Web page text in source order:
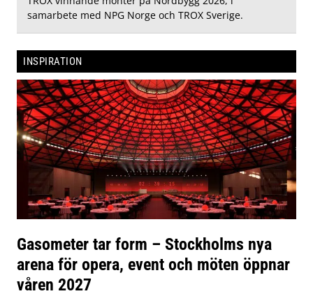
samarbete med NPG Norge och TROX Sverige.
INSPIRATION
Gasometer tar form – Stockholms nya
arena för opera, event och möten öppnar
våren 2027